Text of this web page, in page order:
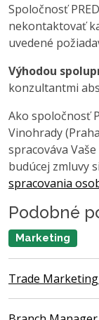
Spoločnosť
nekontaktovať
uvedené
Výhodou
konzultantmi
Ako spoločnosť
Vinohrady
spracováva
budúcej zmluvy
spracovania
Podobné
Marketing
Trade